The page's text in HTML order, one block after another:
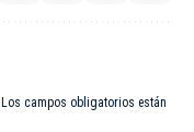
Los campos obligatorios están